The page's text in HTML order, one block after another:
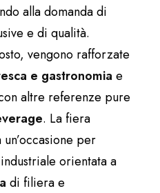
alla domanda di
e di qualità.
vengono rafforzate
e gastronomia e
altre referenze pure
. La fiera
per
orientata a
di filiera e